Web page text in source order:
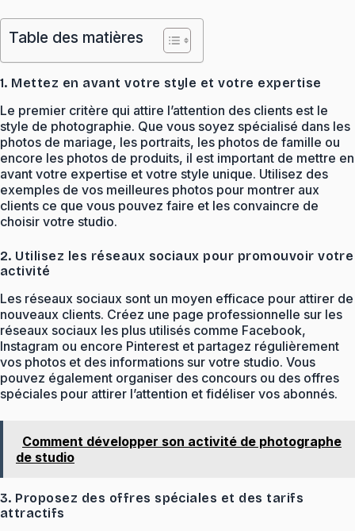
Table des matières
1. Mettez en avant votre style et votre expertise
Le premier critère qui attire l’attention des clients est le
style de photographie. Que vous soyez spécialisé dans les
photos de mariage, les portraits, les photos de famille ou
encore les photos de produits, il est important de mettre en
avant votre expertise et votre style unique. Utilisez des
exemples de vos meilleures photos pour montrer aux
clients ce que vous pouvez faire et les convaincre de
choisir votre studio.
2. Utilisez les réseaux sociaux pour promouvoir votre
activité
Les réseaux sociaux sont un moyen efficace pour attirer de
nouveaux clients. Créez une page professionnelle sur les
réseaux sociaux les plus utilisés comme Facebook,
Instagram ou encore Pinterest et partagez régulièrement
vos photos et des informations sur votre studio. Vous
pouvez également organiser des concours ou des offres
spéciales pour attirer l’attention et fidéliser vos abonnés.
Comment développer son activité de photographe
de studio
3. Proposez des offres spéciales et des tarifs
attractifs